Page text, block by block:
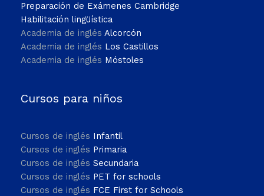
Preparación de Exámenes Cambridge
Habilitación lingüística
Academia de inglés Alcorcón
Academia de inglés Los Castillos
Academia de inglés Móstoles
Cursos para niños
Cursos de inglés Infantil
Cursos de inglés Primaria
Cursos de inglés Secundaria
Cursos de inglés PET for schools
Cursos de inglés FCE First for Schools